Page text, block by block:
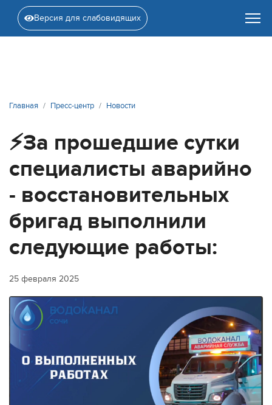
Версия для слабовидящих
Главная Пресс-центр Новости
⚡️За прошедшие сутки
специалисты аварийно
- восстановительных
бригад выполнили
следующие работы:
25 февраля 2025